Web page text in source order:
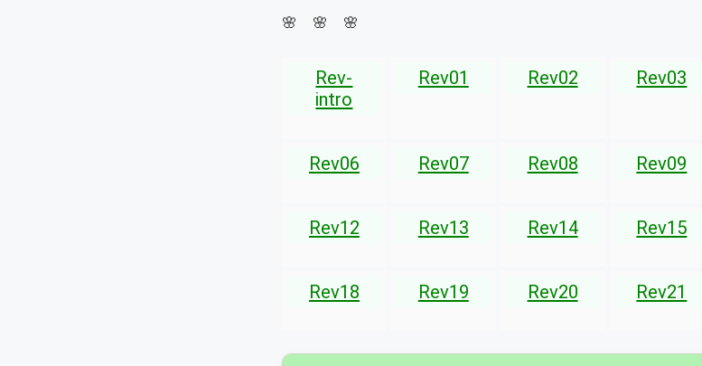
🌸 🌸 🌸
Rev-
intro
Rev01 Rev02 Rev03
Rev06 Rev07 Rev08 Rev09
Rev12 Rev13 Rev14 Rev15
Rev18 Rev19 Rev20 Rev21